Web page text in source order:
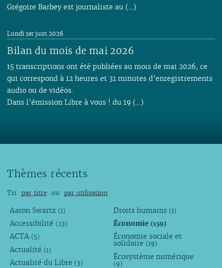
Grégoire Barbey est journaliste au (…)
Bilan du mois de mai 2026
Lundi 1er juin 2026
15 transcriptions ont été publiées au mois de mai 2026, ce
qui correspond à 12 heures et 31 minutes d’enregistrements
audio ou de vidéos.
Dans l’émission Libre à vous ! du 19 (…)
Thèmes récents
Tri par titre ou par utilisation
Aaron Swartz (1)
Accessibilité (23)
ACTA (5)
Actualité (1)
Actualité du Libre (3)
Droits humains (1)
Économie(159)
Économie sociale et
solidaire (19)
Écosystème numérique
(9)